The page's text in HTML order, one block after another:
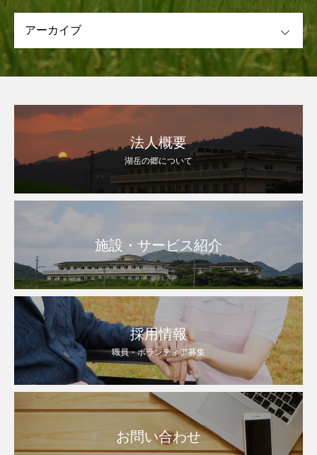
法人概要
湖岳の郷について
施設・サービス紹介
採用情報
職員・ボランティア募集
お問い合わせ